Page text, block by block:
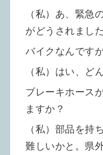
（私）あ、緊急
がどうされまし
バイクなんです
（私）はい、ど
ブレーキホース
ますか？
（私）部品を持
難しいかと。県